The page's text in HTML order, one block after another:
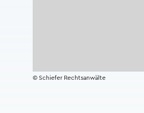
© Schiefer Rechtsanwälte